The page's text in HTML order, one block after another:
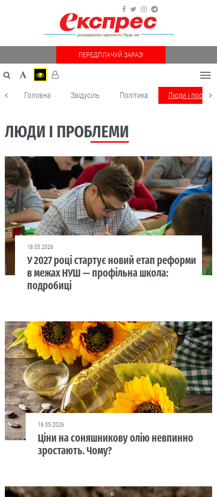
ПЕРЕДПЛАЧУЙ ЗАРАЗ!
Головна Звідусіль Політика Люди і
ЛЮДИ І ПРОБЛЕМИ
18.05.2026
У 2027 році стартує новий етап реформи
в межах НУШ — профільна школа:
подробиці
16.05.2026
Ціни на соняшникову олію невпинно
зростають. Чому?